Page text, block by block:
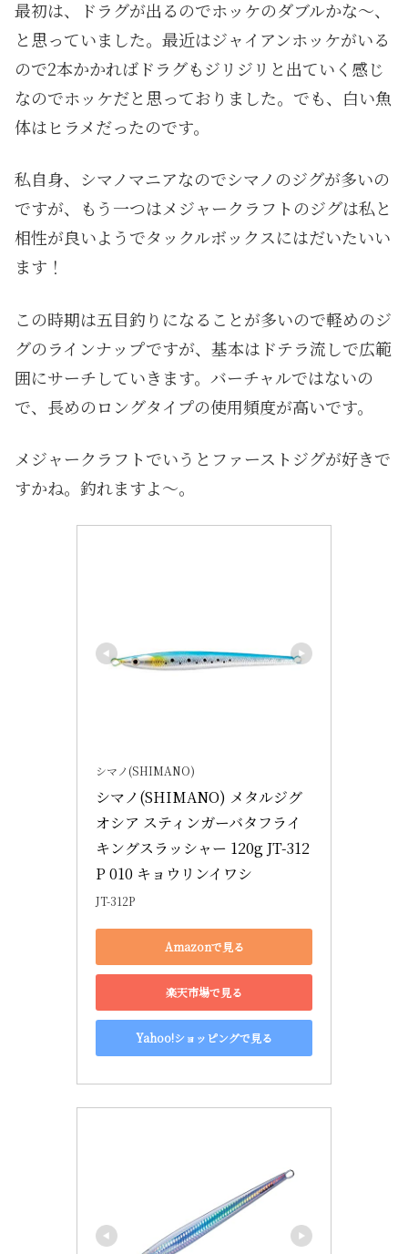
最初は、ドラグが出るのでホッケのダブルかな〜、
と思っていました。最近はジャイアンホッケがいる
ので2本かかればドラグもジリジリと出ていく感じ
なのでホッケだと思っておりました。でも、白い魚
体はヒラメだったのです。
私自身、シマノマニアなのでシマノのジグが多いの
ですが、もう一つはメジャークラフトのジグは私と
相性が良いようでタックルボックスにはだいたいい
ます！
この時期は五目釣りになることが多いので軽めのジ
グのラインナップですが、基本はドテラ流しで広範
囲にサーチしていきます。バーチャルではないの
で、長めのロングタイプの使用頻度が高いです。
メジャークラフトでいうとファーストジグが好きで
すかね。釣れますよ〜。
シマノ(SHIMANO)
シマノ(SHIMANO) メタルジグ
オシア スティンガーバタフライ
キングスラッシャー 120g JT-312
P 010 キョウリンイワシ
JT-312P
Amazonで見る
楽天市場で見る
Yahoo!ショッピングで見る